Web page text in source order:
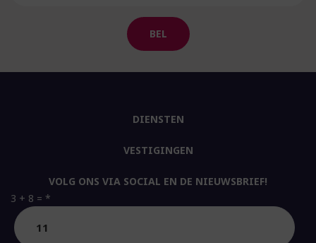
BEL
VOLG ONS VIA SOCIAL EN DE NIEUWSBRIEF!
3 + 8 = *
DIENSTEN
VESTIGINGEN